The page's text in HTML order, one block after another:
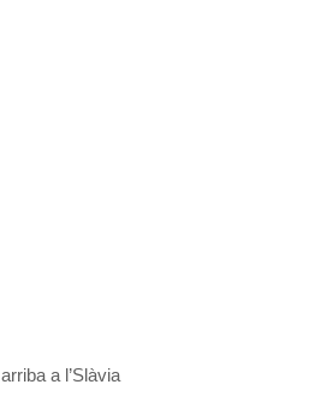
a l’Slàvia